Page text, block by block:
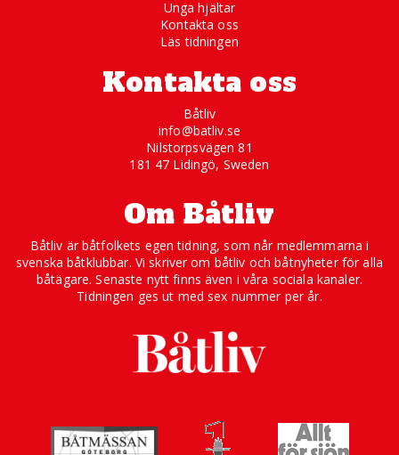
Unga hjältar
Kontakta oss
Läs tidningen
Kontakta oss
Båtliv
info@batliv.se
Nilstorpsvägen 81
181 47 Lidingö, Sweden
Om Båtliv
Båtliv är båtfolkets egen tidning, som når medlemmarna i
svenska båtklubbar. Vi skriver om båtliv och båtnyheter för alla
båtägare. Senaste nytt finns även i våra sociala kanaler.
Tidningen ges ut med sex nummer per år.